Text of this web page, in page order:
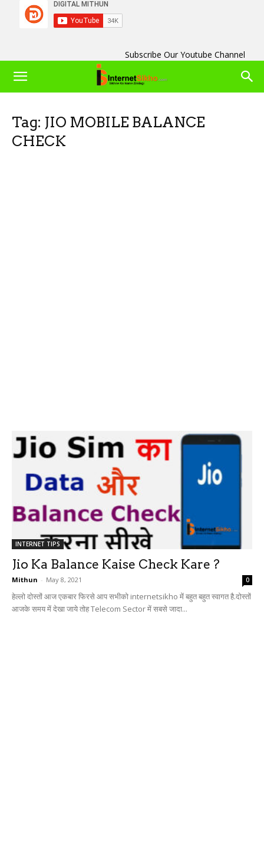
Subscribe Our Youtube Channel
Tag: JIO MOBILE BALANCE
CHECK
INTERNET TIPS
Jio Ka Balance Kaise Check Kare ?
Mithun - May 8, 2021 0
हेल्लो दोस्तों आज एकबार फिरसे आप सभीको internetsikho में बहुत बहुत स्वागत है.दोस्तों
आजके समय में देखा जाये तोह Telecom Sector में सबसे जादा...